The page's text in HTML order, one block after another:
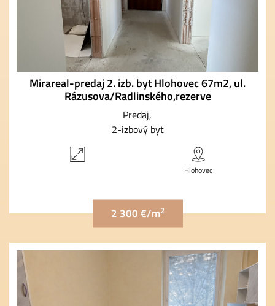
Mirareal-predaj 2. izb. byt Hlohovec 67m2, ul.
Rázusova/Radlinského,rezerve
Predaj
2-izbový byt
Hlohovec
2 300 €/m2